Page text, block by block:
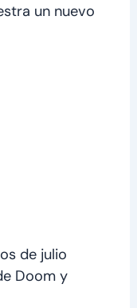
un nuevo
de julio
Doom y